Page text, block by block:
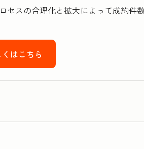
スの合理化と拡大によって成約件
はこちら